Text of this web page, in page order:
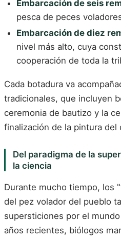
Embarcación de seis
pesca de peces
Embarcación de diez
nivel más alto, cuya
cooperación de toda la
Cada botadura va
tradicionales, que incluyen
ceremonia de bautizo y la
finalización de la pintura del
Del paradigma de la
la ciencia
Durante mucho tiempo, los
del pez volador del pueblo
supersticiones por el
años recientes, biólogos